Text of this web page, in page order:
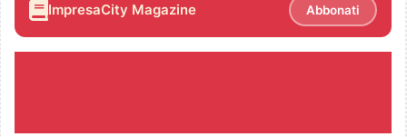
ImpresaCity Magazine Abbonati